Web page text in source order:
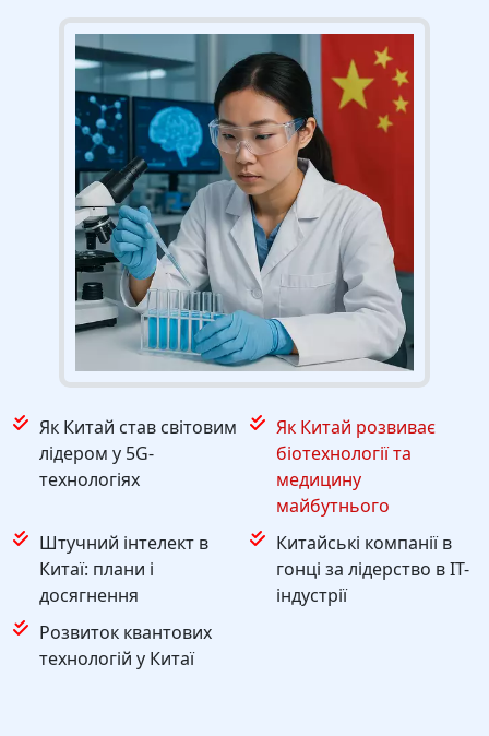
Як Китай став світовим
лідером у 5G-
технологіях
Як Китай розвиває
біотехнології та
медицину
майбутнього
Штучний інтелект в
Китаї: плани і
досягнення
Китайські компанії в
гонці за лідерство в IT-
індустрії
Розвиток квантових
технологій у Китаї